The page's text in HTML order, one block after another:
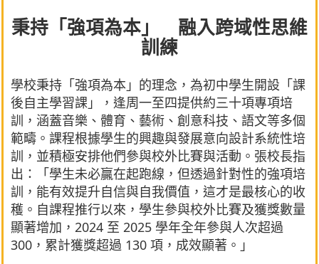
秉持「強項為本」 融入跨域性思維
訓練
學校秉持「強項為本」的理念，為初中學生開設「課
後自主學習課」，逢周一至四提供約三十項專項培
訓，涵蓋音樂、體育、藝術、創意科技、語文等多個
範疇。課程根據學生的興趣與發展意向設計系統性培
訓，並積極安排他們參與校外比賽與活動。張校長指
出：「學生未必贏在起跑線，但透過針對性的強項培
訓，能有效提升自信與自我價值，這才是最核心的收
穫。自課程推行以來，學生參與校外比賽及獲獎數量
顯著增加，2024 至 2025 學年全年參與人次超過
300，累計獲獎超過 130 項，成效顯著。」